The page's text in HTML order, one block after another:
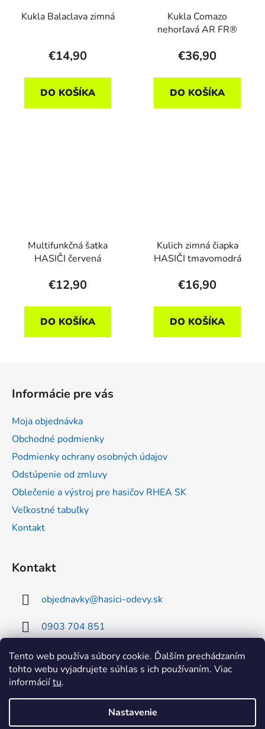
Tento web používa súbory cookie. Ďalším prechádzaním
tohto webu vyjadrujete súhlas s ich používaním. Viac
informáciítu.
Nastavenie
Kukla Balaclava zimná
€14,90
DO KOŠÍKA
Kukla Comazo
nehorľavá AR FR®
€36,90
DO KOŠÍKA
Multifunkčná šatka
HASIČI červená
€12,90
DO KOŠÍKA
Kulich zimná čiapka
HASIČI tmavomodrá
€16,90
DO KOŠÍKA
Informácie pre vás
Moja objednávka
Obchodné podmienky
Podmienky ochrany osobných údajov
Odstúpenie od zmluvy
Oblečenie a výstroj pre hasičov RHEA SK
Veľkostné tabuľky
Kontakt
Kontakt
objednavky@hasici-odevy.sk
0903 704 851
0902 856 674